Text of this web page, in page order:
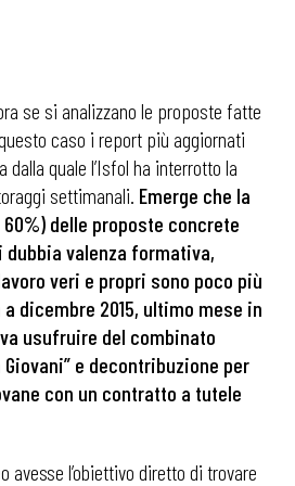
se si analizzano le proposte fatte
caso i report più aggiornati
dalla quale l’Isfol ha interrotto la
settimanali. Emerge che la
delle proposte concrete
valenza formativa,
veri e propri sono poco più
a dicembre 2015, ultimo mese in
usufruire del combinato
e decontribuzione per
con un contratto a tutele
avesse l’obiettivo diretto di trovare